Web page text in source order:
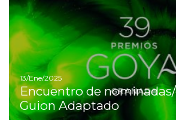
13/Ene/2025
Encuentro de
Guion Adaptado